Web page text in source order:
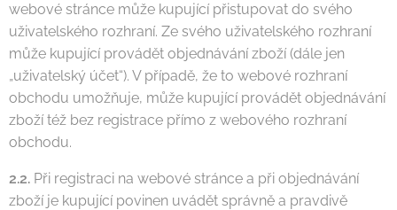
webové stránce může kupující přistupovat do svého
uživatelského rozhraní. Ze svého uživatelského rozhraní
může kupující provádět objednávání zboží (dále jen
„uživatelský účet“). V případě, že to webové rozhraní
obchodu umožňuje, může kupující provádět objednávání
zboží též bez registrace přímo z webového rozhraní
obchodu.
2.2. Při registraci na webové stránce a při objednávání
zboží je kupující povinen uvádět správně a pravdivě